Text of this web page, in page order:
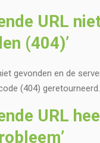
URL
(404)’
gevonden en de
(404) geretourneerd.
URL